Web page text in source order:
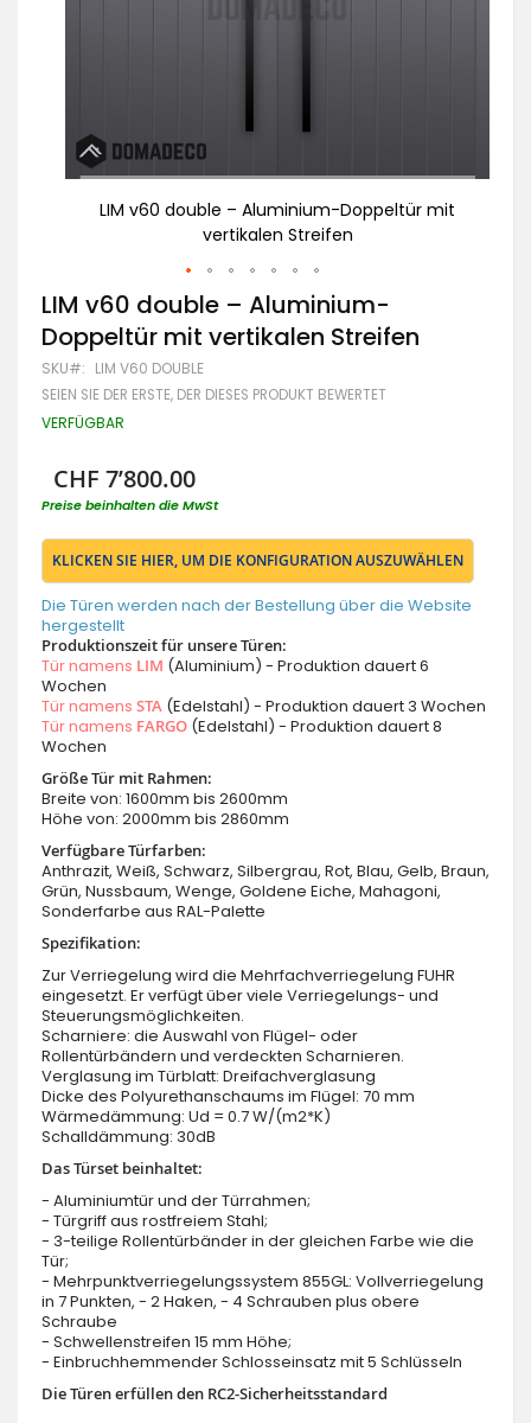
LIM v60 double – Aluminium-Doppeltür mit
vertikalen Streifen
Zum
Anfang
der
Bildgalerie
springen
LIM v60 double – Aluminium-
Doppeltür mit vertikalen Streifen
SKU LIM V60 DOUBLE
SEIEN SIE DER ERSTE, DER DIESES PRODUKT BEWERTET
VERFÜGBAR
CHF 7’800.00
Preise beinhalten die MwSt
KLICKEN SIE HIER, UM DIE KONFIGURATION AUSZUWÄHLEN
Die Türen werden nach der Bestellung über die Website
hergestellt
Produktionszeit für unsere Türen:
Tür namens LIM (Aluminium) - Produktion dauert 6
Wochen
Tür namens STA (Edelstahl) - Produktion dauert 3 Wochen
Tür namens FARGO (Edelstahl) - Produktion dauert 8
Wochen
Größe Tür mit Rahmen:
Breite von: 1600mm bis 2600mm
Höhe von: 2000mm bis 2860mm
Verfügbare Türfarben:
Anthrazit, Weiß, Schwarz, Silbergrau, Rot, Blau, Gelb, Braun,
Grün, Nussbaum, Wenge, Goldene Eiche, Mahagoni,
Sonderfarbe aus RAL-Palette
Spezifikation:
Zur Verriegelung wird die Mehrfachverriegelung FUHR
eingesetzt. Er verfügt über viele Verriegelungs- und
Steuerungsmöglichkeiten.
Scharniere: die Auswahl von Flügel- oder
Rollentürbändern und verdeckten Scharnieren.
Verglasung im Türblatt: Dreifachverglasung
Dicke des Polyurethanschaums im Flügel: 70 mm
Wärmedämmung: Ud = 0.7 W/(m2*K)
Schalldämmung: 30dB
Das Türset beinhaltet:
- Aluminiumtür und der Türrahmen;
- Türgriff aus rostfreiem Stahl;
- 3-teilige Rollentürbänder in der gleichen Farbe wie die
Tür;
- Mehrpunktverriegelungssystem 855GL: Vollverriegelung
in 7 Punkten, - 2 Haken, - 4 Schrauben plus obere
Schraube
- Schwellenstreifen 15 mm Höhe;
- Einbruchhemmender Schlosseinsatz mit 5 Schlüsseln
Die Türen erfüllen den RC2-Sicherheitsstandard